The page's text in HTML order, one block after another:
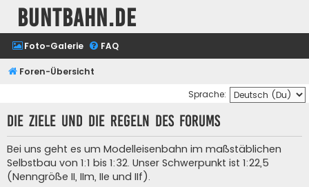
buntbahn.de
Foto-Galerie FAQ
Foren-Übersicht
Sprache:
Die Ziele und die Regeln des Forums
Bei uns geht es um Modelleisenbahn im maßstäblichen
Selbstbau von 1:1 bis 1:32. Unser Schwerpunkt ist 1:22,5
(Nenngröße II, IIm, IIe und IIf).